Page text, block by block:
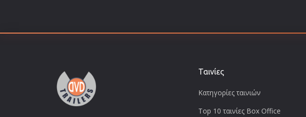
Ταινίες
Κατηγορίες ταινιών
Top 10 ταινίες Box Office